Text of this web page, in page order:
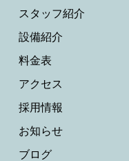
スタッフ紹介
設備紹介
料金表
アクセス
採用情報
お知らせ
ブログ